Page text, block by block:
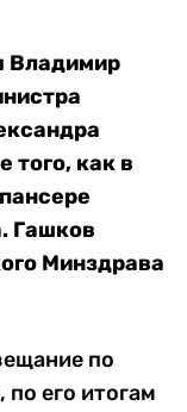
Владимир
того, как в
Гашков
Минздрава
по
его итогам